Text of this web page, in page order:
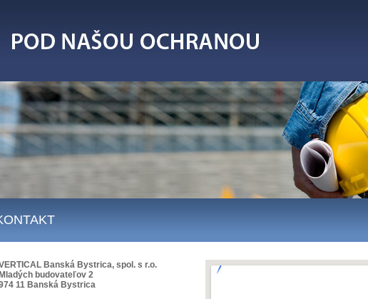
Banská Bystrica, spol. s r.o.
Mladých budovateľov 2
11 Banská Bystrica